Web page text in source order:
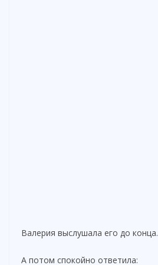
Валерия выслушала его до конца.
А потом спокойно ответила: